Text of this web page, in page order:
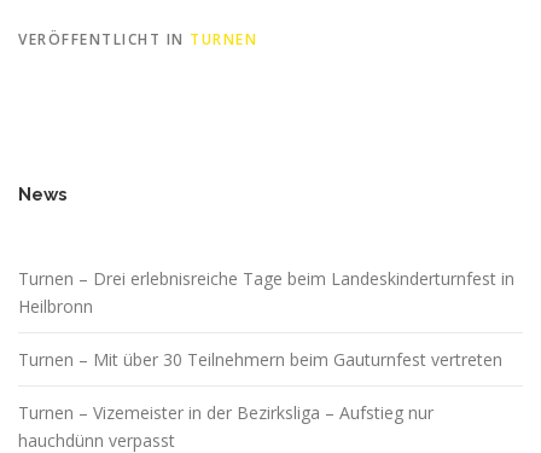
VERÖFFENTLICHT IN TURNEN
News
Turnen – Drei erlebnisreiche Tage beim Landeskinderturnfest in
Heilbronn
Turnen – Mit über 30 Teilnehmern beim Gauturnfest vertreten
Turnen – Vizemeister in der Bezirksliga – Aufstieg nur
hauchdünn verpasst